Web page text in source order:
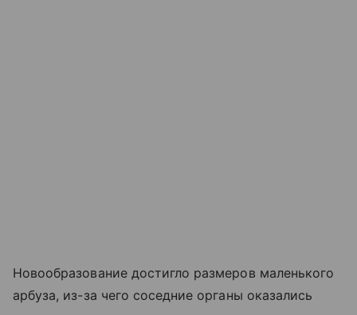
Новообразование достигло размеров маленького
арбуза, из-за чего соседние органы оказались